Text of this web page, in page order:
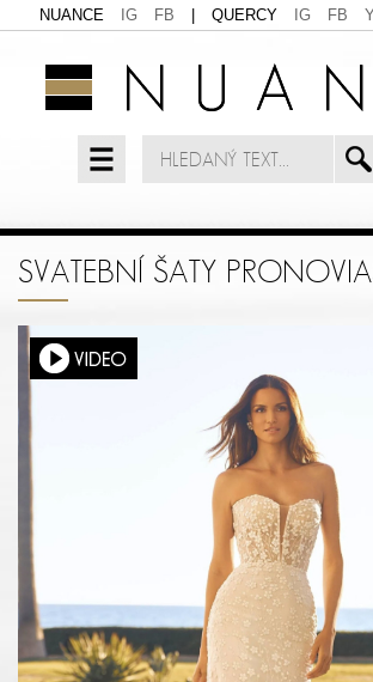
NUANCE IG FB QUERCY IG FB
SVATEBNÍ ŠATY